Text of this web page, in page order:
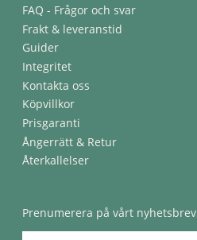
FAQ - Frågor och svar
Frakt & leveranstid
Guider
Integritet
Kontakta oss
Köpvillkor
Prisgaranti
Ångerrätt & Retur
Återkallelser
Prenumerera på vårt nyhetsbrev